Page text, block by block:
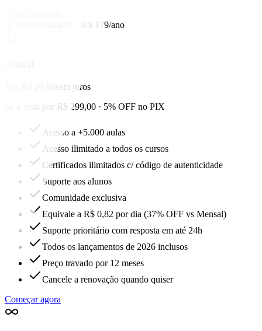
★ Mais escolhido · -R$ 179/ano
12x R$ 29,90sem juros
ou à vista por R$ 299,00 · 5% OFF no PIX
Acesso a +5.000 aulas
Acesso ilimitado a todos os cursos
Certificados ilimitados c/ código de autenticidade
Suporte aos alunos
Comunidade exclusiva
Equivale a R$ 0,82 por dia (37% OFF vs Mensal)
Suporte prioritário com resposta em até 24h
Todos os lançamentos de 2026 inclusos
Preço travado por 12 meses
Cancele a renovação quando quiser
Começar agora